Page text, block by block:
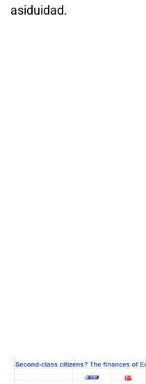
asiduidad.